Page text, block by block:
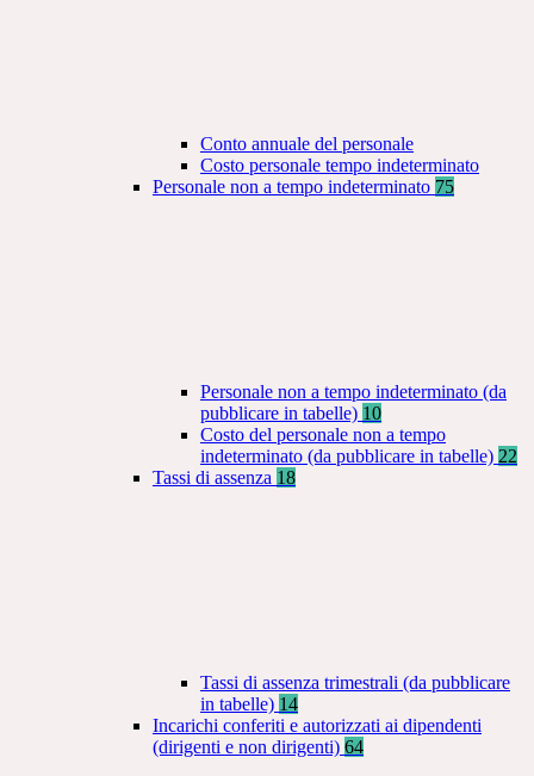
Conto annuale del personale
Costo personale tempo indeterminato
Personale non a tempo indeterminato 75
Personale non a tempo indeterminato (da
pubblicare in tabelle) 10
Costo del personale non a tempo
indeterminato (da pubblicare in tabelle) 22
Tassi di assenza 18
Tassi di assenza trimestrali (da pubblicare
in tabelle) 14
Incarichi conferiti e autorizzati ai dipendenti
(dirigenti e non dirigenti) 64